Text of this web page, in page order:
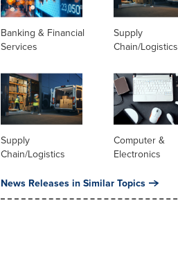
Banking & Financial
Services
Supply
Chain/Logistics
Supply
Chain/Logistics
Computer &
Electronics
News Releases in Similar Topics